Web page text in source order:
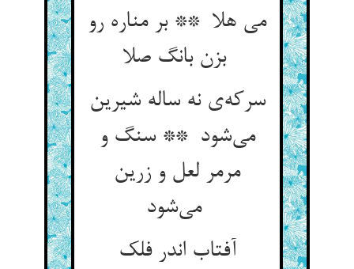
می هلا ** بر مناره رو
بزن بانگ صلا
سرکه‌ی نه ساله شیرین
می‌شود ** سنگ و
مرمر لعل و زرین
می‌شود
آفتاب اندر فلک